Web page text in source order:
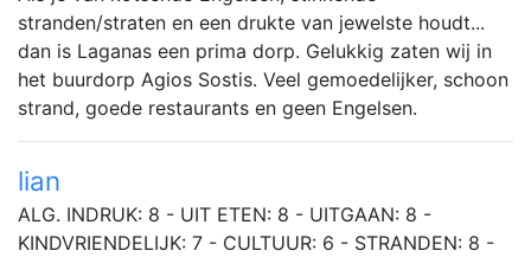
stranden/straten en een drukte van jewelste houdt...
dan is Laganas een prima dorp. Gelukkig zaten wij in
het buurdorp Agios Sostis. Veel gemoedelijker, schoon
strand, goede restaurants en geen Engelsen.
lian
ALG. INDRUK: 8 - UIT ETEN: 8 - UITGAAN: 8 -
KINDVRIENDELIJK: 7 - CULTUUR: 6 - STRANDEN: 8 -